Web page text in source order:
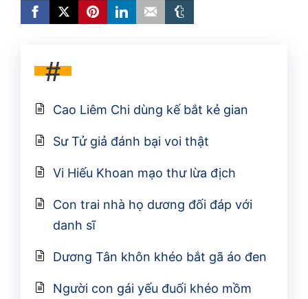
#
Cao Liêm Chi dùng kế bắt kẻ gian
Sư Tử giả đánh bại voi thật
Vi Hiếu Khoan mạo thư lừa địch
Con trai nhà họ dương đối đáp với
danh sĩ
Dương Tân khôn khéo bắt gã áo đen
Người con gái yếu đuối khéo mồm